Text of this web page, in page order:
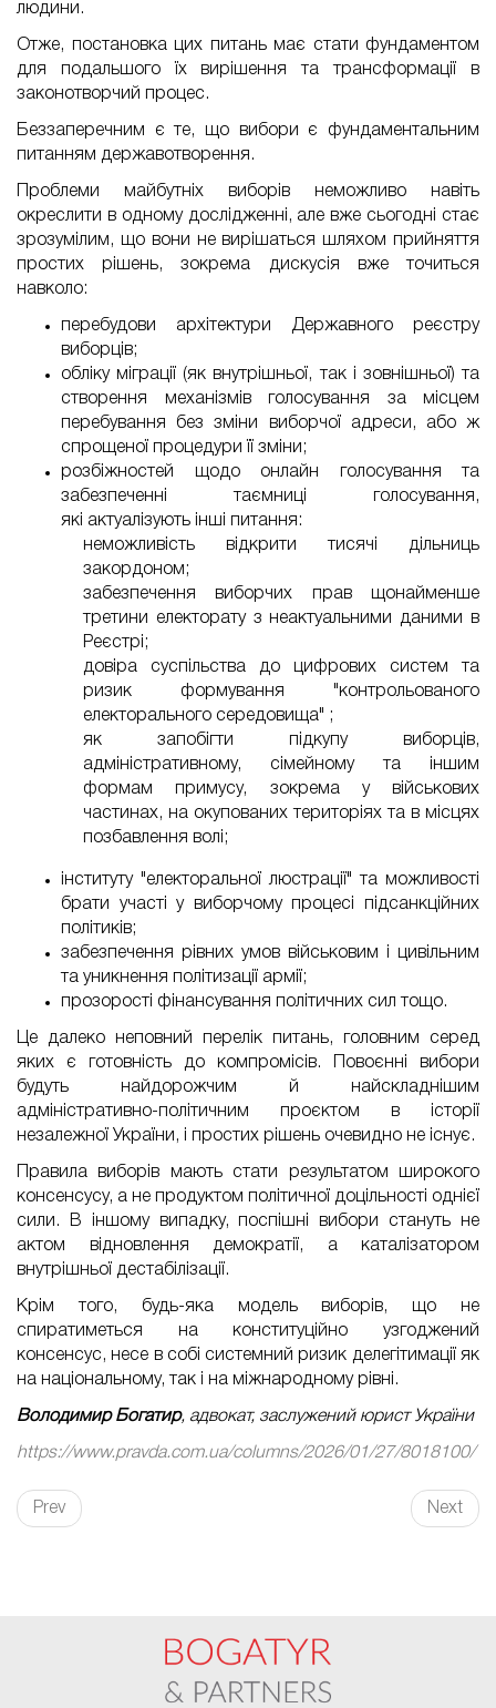
людини.
Отже, постановка цих питань має стати фундаментом
для подальшого їх вирішення та трансформації в
законотворчий процес.
Беззаперечним є те, що вибори є фундаментальним
питанням державотворення.
Проблеми майбутніх виборів неможливо навіть
окреслити в одному дослідженні, але вже сьогодні стає
зрозумілим, що вони не вирішаться шляхом прийняття
простих рішень, зокрема дискусія вже точиться
навколо:
перебудови архітектури Державного реєстру
виборців;
обліку міграції (як внутрішньої, так і зовнішньої) та
створення механізмів голосування за місцем
перебування без зміни виборчої адреси, або ж
спрощеної процедури її зміни;
розбіжностей щодо онлайн голосування та
забезпеченні таємниці голосування,
які актуалізують
інші питання:
неможливість відкрити тисячі дільниць
закордоном;
забезпечення виборчих прав щонайменше
третини електорату з неактуальними даними в
Реєстрі;
довіра суспільства до цифрових систем та
ризик формування "контрольованого
електорального середовища" ;
як запобігти підкупу виборців,
адміністративному, сімейному та іншим
формам примусу, зокрема у військових
частинах, на окупованих територіях та в місцях
позбавлення волі;
інституту "електоральної люстрації" та можливості
брати участі у виборчому процесі підсанкційних
політиків;
забезпечення рівних умов військовим і цивільним
та уникнення політизації армії;
прозорості фінансування політичних сил тощо.
Це далеко неповний перелік питань, головним серед
яких є готовність до компромісів. Повоєнні вибори
будуть найдорожчим й найскладнішим
адміністративно-політичним проєктом в історії
незалежної України, і простих рішень очевидно не існує.
Правила виборів мають стати результатом широкого
консенсусу, а не продуктом політичної доцільності однієї
сили. В іншому випадку, поспішні вибори стануть не
актом відновлення демократії, а каталізатором
внутрішньої дестабілізації.
Крім того, будь-яка модель виборів, що не
спиратиметься на конституційно узгоджений
консенсус, несе в собі системний ризик делегітимації як
на національному, так і на міжнародному рівні.
Володимир Богатир, адвокат, заслужений юрист України
https://www.pravda.com.ua/columns/2026/01/27/8018100/
Prev Next